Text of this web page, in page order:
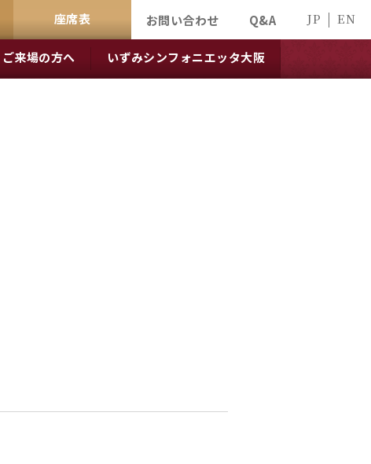
座席表 お問い合わせ Q&A JP EN
ご来場の方へ いずみシンフォニエッタ大阪